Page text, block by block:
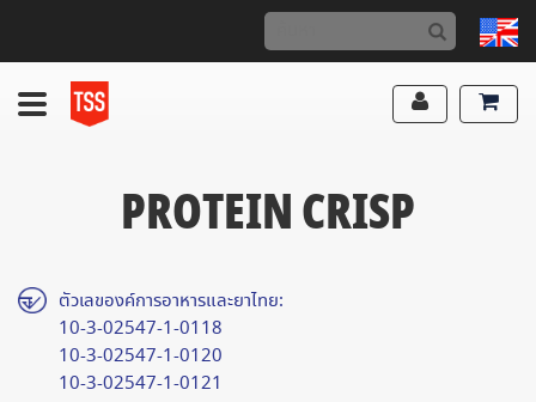
PROTEIN CRISP
ตัวเลของค์การอาหารและยาไทย:
10-3-02547-1-0118
10-3-02547-1-0120
10-3-02547-1-0121